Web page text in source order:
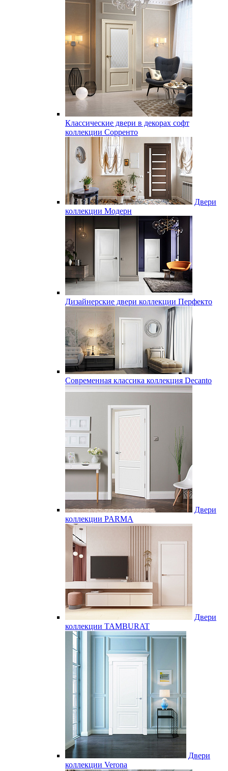
Классические двери в декорах софт
коллекции Сорренто
Двери
коллекции Модерн
Дизайнерские двери коллекции Перфекто
Современная классика коллекция Decanto
Двери
коллекции PARMA
Двери
коллекции TAMBURAT
Двери
коллекции Verona